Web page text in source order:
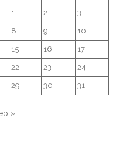
1 2 3
8 9 10
15 16 17
22 23 24
29 30 31
»